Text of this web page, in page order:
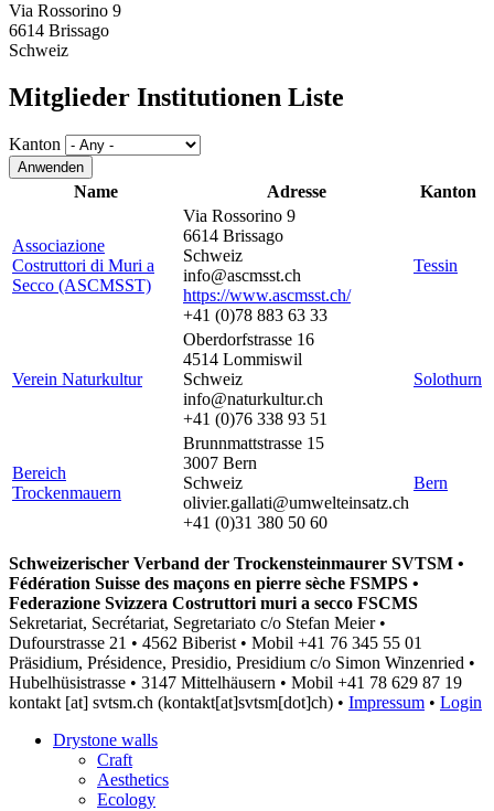
Via Rossorino 9
6614 Brissago
Schweiz
Mitglieder Institutionen Liste
Kanton
Anwenden
Name Adresse Kanton
Associazione
Costruttori di Muri a
Secco (ASCMSST)
Via Rossorino 9
6614 Brissago
Schweiz
info@ascmsst.ch
https://www.ascmsst.ch/
+41 (0)78 883 63 33
Tessin
Verein Naturkultur
Oberdorfstrasse 16
4514 Lommiswil
Schweiz
info@naturkultur.ch
+41 (0)76 338 93 51
Solothurn
Bereich
Trockenmauern
Brunnmattstrasse 15
3007 Bern
Schweiz
olivier.gallati@umwelteinsatz.ch
+41 (0)31 380 50 60
Bern
Schweizerischer Verband der Trockensteinmaurer SVTSM •
Fédération Suisse des maçons en pierre sèche FSMPS •
Federazione Svizzera Costruttori muri a secco FSCMS
Sekretariat, Secrétariat, Segretariato c/o Stefan Meier •
Dufourstrasse 21 • 4562 Biberist • Mobil +41 76 345 55 01
Präsidium, Présidence, Presidio, Presidium c/o Simon Winzenried •
Hubelhüsistrasse • 3147 Mittelhäusern • Mobil +41 78 629 87 19
kontakt [at] svtsm.ch (kontakt[at]svtsm[dot]ch) • Impressum • Login
Drystone walls
Craft
Aesthetics
Ecology